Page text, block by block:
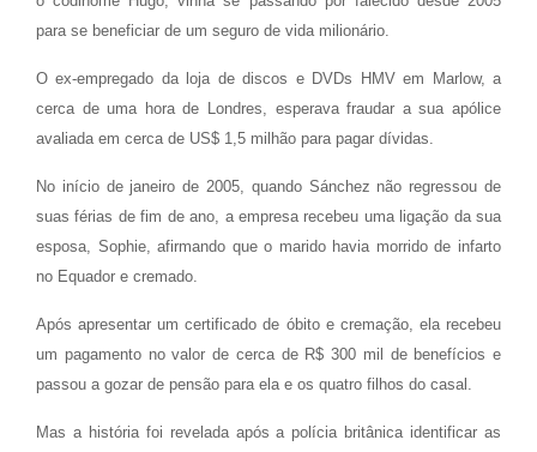
para se beneficiar de um seguro de vida milionário.
O ex-empregado da loja de discos e DVDs HMV em Marlow, a
cerca de uma hora de Londres, esperava fraudar a sua apólice
avaliada em cerca de US$ 1,5 milhão para pagar dívidas.
No início de janeiro de 2005, quando Sánchez não regressou de
suas férias de fim de ano, a empresa recebeu uma ligação da sua
esposa, Sophie, afirmando que o marido havia morrido de infarto
no Equador e cremado.
Após apresentar um certificado de óbito e cremação, ela recebeu
um pagamento no valor de cerca de R$ 300 mil de benefícios e
passou a gozar de pensão para ela e os quatro filhos do casal.
Mas a história foi revelada após a polícia britânica identificar as